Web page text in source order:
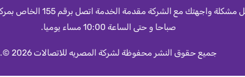
صباحا و حتى الساعة 10:00 مساء يوميا.
جميع حقوق النشر محفوظة لشركة المصريه للاتصالات 2026 ©.